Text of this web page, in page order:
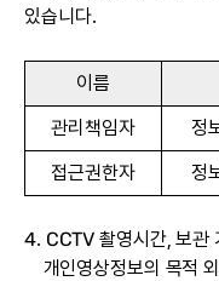
있습니다.
이름
관리책임자
정
접근권한자
정
4. CCTV 촬영시간, 보관
개인영상정보의 목적